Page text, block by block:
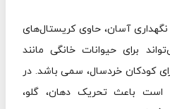
آسان، حاوی کریستال‌های
برای حیوانات خانگی مانند
کودکان خردسال، سمی باشد. در
باعث تحریک دهان، گلو،